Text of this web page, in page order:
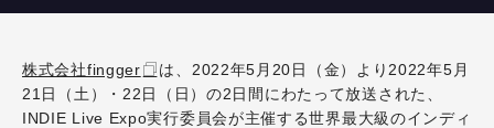
株式会社fingger
は、2022年5月20日（金）より2022年5月
21日（土）・22日（日）の2日間にわたって放送された、
INDIE Live Expo実行委員会が主催する世界最大級のインディ